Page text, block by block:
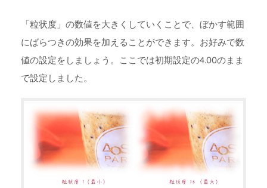
「粒状度」の数値を大きくしていくことで、ぼかす範囲
にばらつきの効果を加えることができます。お好みで数
値の設定をしましょう。ここでは初期設定の4.00のまま
で設定しました。